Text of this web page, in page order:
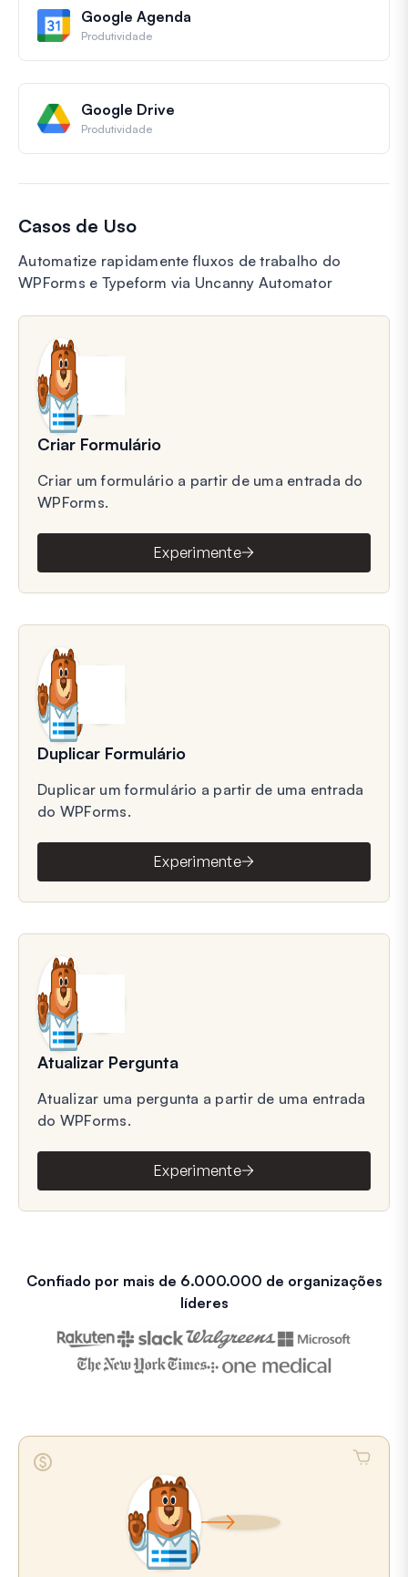
Google Agenda
Produtividade
Google Drive
Produtividade
Casos de Uso
Automatize rapidamente fluxos de trabalho do
WPForms e Typeform via Uncanny Automator
Criar Formulário
Criar um formulário a partir de uma entrada do
WPForms.
Experimente
Duplicar Formulário
Duplicar um formulário a partir de uma entrada
do WPForms.
Experimente
Atualizar Pergunta
Atualizar uma pergunta a partir de uma entrada
do WPForms.
Experimente
Confiado por mais de 6.000.000 de organizações
líderes